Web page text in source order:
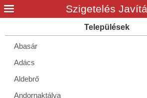
Abasár
Adács
Aldebrő
Andornaktálya